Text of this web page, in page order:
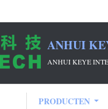
ANHUI
ANHUI KEYE
PRODUCTEN